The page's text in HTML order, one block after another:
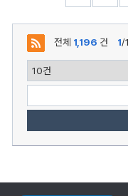
전체 1,196 건 1/